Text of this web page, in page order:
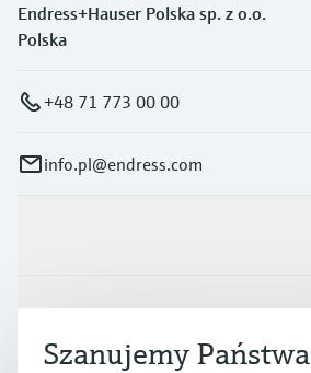
Endress+Hauser Polska sp. z o.o.
Polska
+48 71 773 00 00
info.pl@endress.com
Przemysł
Szanujemy Państwa